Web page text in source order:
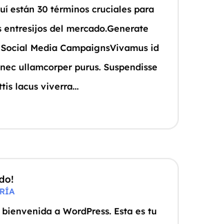
están 30 términos cruciales para
entresijos del mercado.Generate
Media CampaignsVivamus id
ullamcorper purus. Suspendisse
lacus viverra...
a WordPress. Esta es tu